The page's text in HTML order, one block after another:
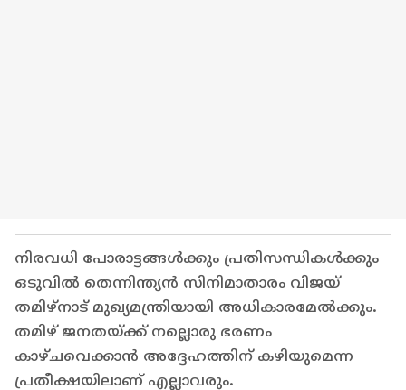
നിരവധി പോരാട്ടങ്ങൾക്കും പ്രതിസന്ധികൾക്കും
ഒടുവിൽ തെന്നിന്ത്യൻ സിനിമാതാരം വിജയ്
തമിഴ്‌നാട് മുഖ്യമന്ത്രിയായി അധികാരമേൽക്കും.
തമിഴ് ജനതയ്ക്ക് നല്ലൊരു ഭരണം
കാഴ്ചവെക്കാൻ അദ്ദേഹത്തിന് കഴിയുമെന്ന
പ്രതീക്ഷയിലാണ് എല്ലാവരും.